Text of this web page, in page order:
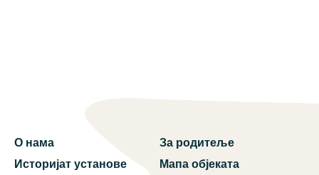
О нама
Историјат установе
За родитеље
Мапа објеката